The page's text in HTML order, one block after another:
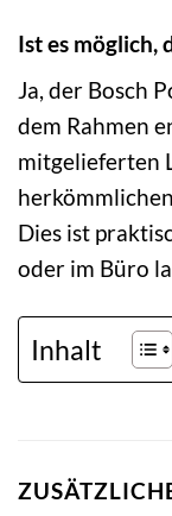
Ist es möglich,
Ja, der Bosch
dem Rahmen
mitgelieferten
Dies ist
oder im Büro
Inhalt